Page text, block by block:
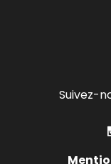
Suivez-